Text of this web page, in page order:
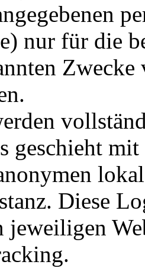
nur für die
geschieht
Diese